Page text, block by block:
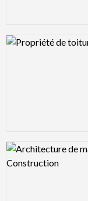
Logo Preview Image
Logo Preview Image